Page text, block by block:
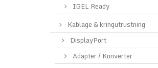
IGEL Ready
Kablage & kringutrustning
DisplayPort
Adapter / Konverter